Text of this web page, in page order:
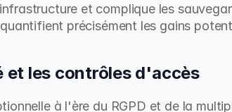
et complique les
précisément les gains
et les contrôles d'accès
à l'ère du RGPD et de la